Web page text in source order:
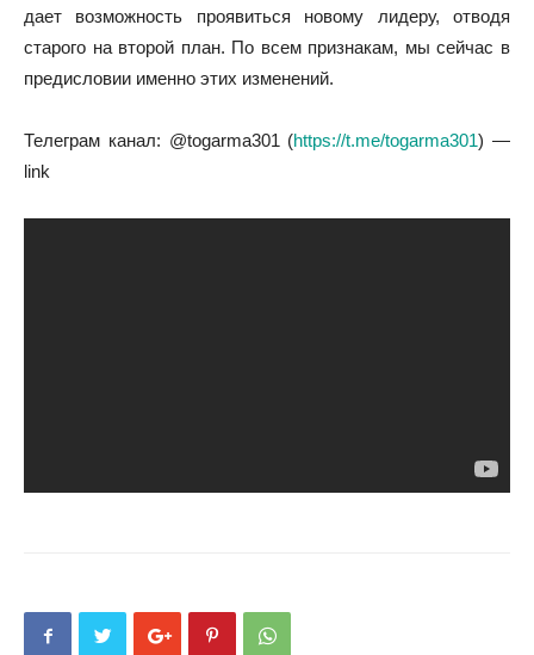
дает возможность проявиться новому лидеру, отводя
старого на второй план. По всем признакам, мы сейчас в
предисловии именно этих изменений.
Телеграм канал: @togarma301 (https://t.me/togarma301) —
link